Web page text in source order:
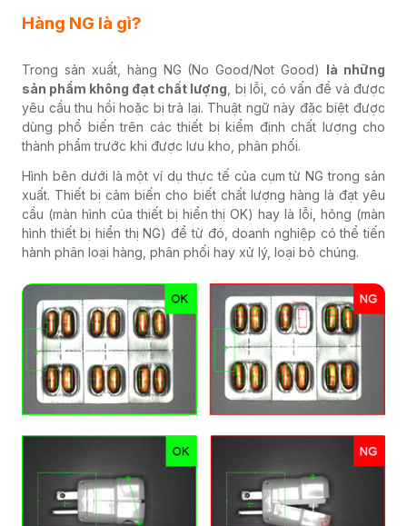
Hàng NG là gì?
Trong sản xuất, hàng NG (No Good/Not Good) là những
sản phẩm không đạt chất lượng , bị lỗi, có vấn đề và được
yêu cầu thu hồi hoặc bị trả lại. Thuật ngữ này đặc biệt được
dùng phổ biến trên các thiết bị kiểm định chất lượng cho
thành phẩm trước khi được lưu kho, phân phối.
Hình bên dưới là một ví dụ thực tế của cụm từ NG trong sản
xuất. Thiết bị cảm biến cho biết chất lượng hàng là đạt yêu
cầu (màn hình của thiết bị hiển thị OK) hay là lỗi, hỏng (màn
hình thiết bị hiển thị NG) để từ đó, doanh nghiệp có thể tiến
hành phân loại hàng, phân phối hay xử lý, loại bỏ chúng.